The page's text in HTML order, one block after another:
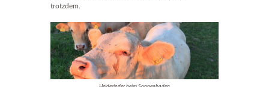
trotzdem.